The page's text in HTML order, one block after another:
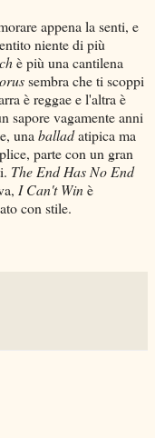
appena la senti, e
niente di più
è più una cantilena
sembra che ti scoppi
è reggae e l'altra è
sapore vagamente anni
una balladatipica ma
parte con un gran
The End Has No End
I Can't Winè
con stile.